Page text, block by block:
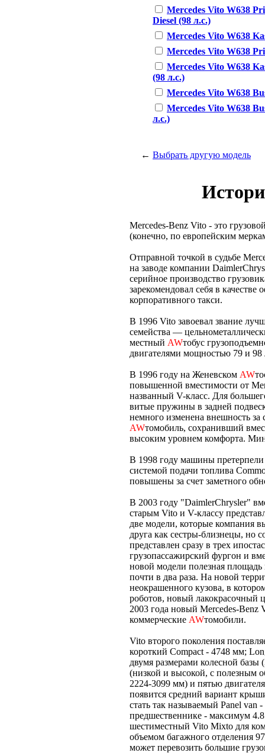
Mercedes Vito W638
Diesel (98 л.с.)
Mercedes Vito W638
Mercedes Vito W638
Mercedes Vito W638
(98 л.с.)
Mercedes Vito W638
Mercedes Vito W638
л.с.)
← Выбрать другую модель
Mercedes-Benz Vito - это
(конечно, по европейским
Отправной точкой в судьбе
на заводе компании
серийное производство
зарекомендовал себя в
корпоративного такси.
В 1996 Vito завоевал звание
семейства —
местный AWтобус
двигателями мощностью 79 и
В 1996 году на Женевском AW
повышенной вместимости от
названный V-класс. Для
витые пружины в задней
немного изменена внешность за
AWтомобиль, сохранивший
высоким уровнем комфорта.
В 1998 году машины
системой подачи топлива
повышены за счет заметного
В 2003 году "DaimlerChrysler"
старым Vito и V-классу
две модели, которые компания
друга как сестры-близнецы, но
представлен сразу в трех
грузопассажирский фургон и
новой модели полезная
почти в два раза. На новой
неокрашенного кузова, в
роботов, новый лакокрасочный
2003 года новый Mercedes-Benz
коммерческие AWтомобили.
Vito второго поколения
короткий Compact - 4748 мм;
двумя размерами колесной
(низкой и высокой, с полезным
2224-3099 мм) и пятью
появится средний вариант
стать так называемый Panel
предшественнике - максимум
шестиместный Vito Mixto для
объемом багажного отделения
может перевозить большие